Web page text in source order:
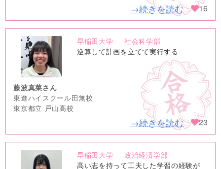
→続きを読む 16
no
image
早稲田大学
社会科学部
逆算して計画を立てて実行する
藤波真菜さん
東進ハイスクール田無校
東京都立 戸山高校
→続きを読む 23
no
早稲田大学
政治経済学部
高い志を持って工夫した学習の経験が